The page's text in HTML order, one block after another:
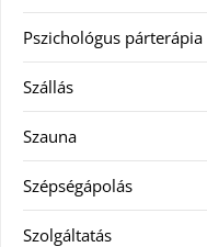
Pszichológus párterápia
Szállás
Szauna
Szépségápolás
Szolgáltatás